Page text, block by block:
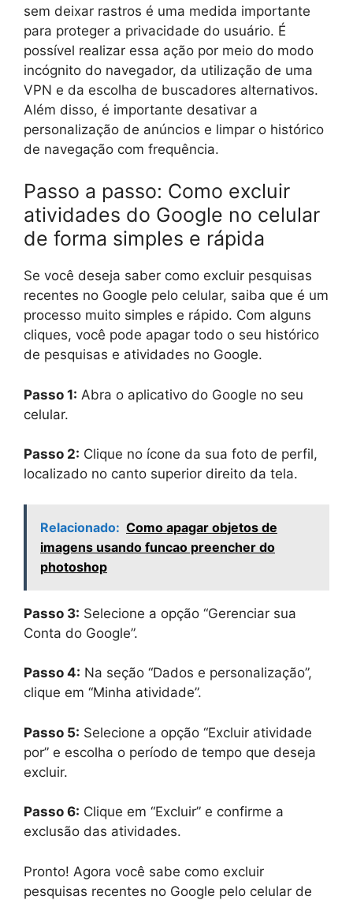
sem deixar rastros é uma medida importante
para proteger a privacidade do usuário. É
possível realizar essa ação por meio do modo
incógnito do navegador, da utilização de uma
VPN e da escolha de buscadores alternativos.
Além disso, é importante desativar a
personalização de anúncios e limpar o histórico
de navegação com frequência.
Passo a passo: Como excluir
atividades do Google no celular
de forma simples e rápida
Se você deseja saber como excluir pesquisas
recentes no Google pelo celular, saiba que é um
processo muito simples e rápido. Com alguns
cliques, você pode apagar todo o seu histórico
de pesquisas e atividades no Google.
Passo 1: Abra o aplicativo do Google no seu
celular.
Passo 2: Clique no ícone da sua foto de perfil,
localizado no canto superior direito da tela.
Relacionado: Como apagar objetos de
imagens usando funcao preencher do
photoshop
Passo 3: Selecione a opção “Gerenciar sua
Conta do Google”.
Passo 4: Na seção “Dados e personalização”,
clique em “Minha atividade”.
Passo 5: Selecione a opção “Excluir atividade
por” e escolha o período de tempo que deseja
excluir.
Passo 6: Clique em “Excluir” e confirme a
exclusão das atividades.
Pronto! Agora você sabe como excluir
pesquisas recentes no Google pelo celular de